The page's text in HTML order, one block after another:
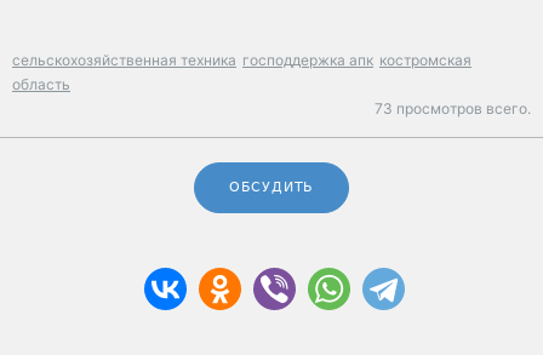
сельскохозяйственная техника господдержка апк костромская
область
73 просмотров всего.
ОБСУДИТЬ